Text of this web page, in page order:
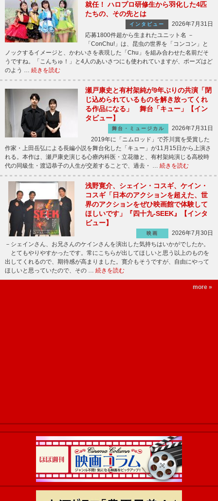
就任！ ハロプロ研修生から羽化した4匹
たちの、その先とは
インタビュー
2026年7月31日
応募1800件超から生まれたユニット名 －
「ConChu!」は、昆虫の世界を「コンコン」と
ノックするイメージと、かわいさを表現した「Chu」を組み合わせた名前だそ
うですね。「こんちゅ！」と4人のあいさつにも使われていますが、ポーズはど
のよう … 続きを読む
瀬戸康史と有村架純が9年ぶりの共演「閉
じ込められているものを解き放ってくれ
る作品になる」 舞台「キュー」【イン
タビュー】
舞台・ミュージカル
2026年7月31日
2019年に「ニムロッド」で芥川賞を受賞した
作家・上田岳弘による長編小説を舞台化した「キュー」が11月15日から上演さ
れる。本作は、瀬戸康史演じる心療内科医・立花徹と、有村架純演じる高校時
代の同級生・渡辺恭子の人生が交差することで、過去・ … 続きを読む
浅野寛介、シェイン・コスギ、ケイン・
コスギ「日本のアクションを超えた、世
界のアクションをぜひ映画館で体験して
ほしいです」『四十九-SEEK』【インタ
ビュー】
映画
2026年7月30日
－シェインさん、お兄さんのケインさんを演出した気持ちはいかがでしたか。
とてもやりやすかったです。常にこちらが出してほしいと思う以上のものを
出してくれるので、期待感が高まりました。寛介もそうですが、自由にやって
ほしいと思っていたので、その … 続きを読む
more »